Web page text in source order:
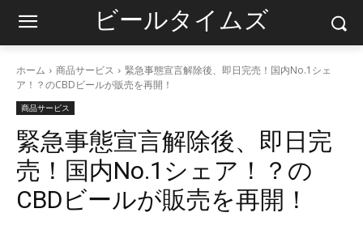
ビールタイムズ
ホーム 商品サービス
緊急事態宣言解除後、即日完売！国内No.1シェ
ア！？のCBDビールが販売を再開！
商品サービス
緊急事態宣言解除後、即日完
売！国内No.1シェア！？の
CBDビールが販売を再開！